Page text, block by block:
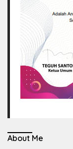
About Me